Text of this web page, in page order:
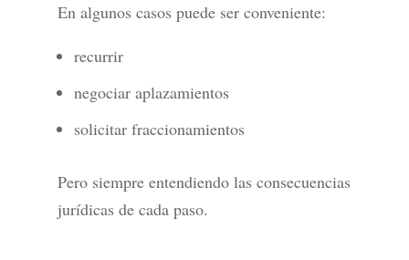
En algunos casos puede ser conveniente:
recurrir
negociar aplazamientos
solicitar fraccionamientos
Pero siempre entendiendo las consecuencias
jurídicas de cada paso.